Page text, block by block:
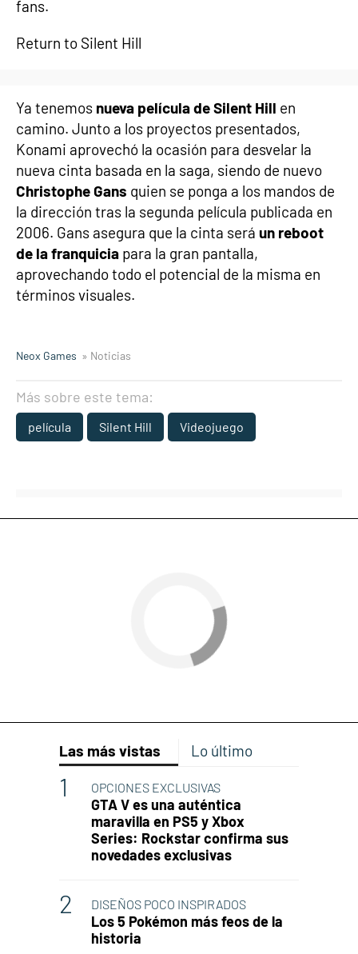
fans.
Return to Silent Hill
Ya tenemos nueva película de Silent Hill en
camino. Junto a los proyectos presentados,
Konami aprovechó la ocasión para desvelar la
nueva cinta basada en la saga, siendo de nuevo
Christophe Gans quien se ponga a los mandos de
la dirección tras la segunda película publicada en
2006. Gans asegura que la cinta será un reboot
de la franquicia para la gran pantalla,
aprovechando todo el potencial de la misma en
términos visuales.
Neox Games » Noticias
Más sobre este tema:
película Silent Hill Videojuego
Las más vistas Lo último
OPCIONES EXCLUSIVAS
GTA V es una auténtica
maravilla en PS5 y Xbox
Series: Rockstar confirma sus
novedades exclusivas
DISEÑOS POCO INSPIRADOS
Los 5 Pokémon más feos de la
historia